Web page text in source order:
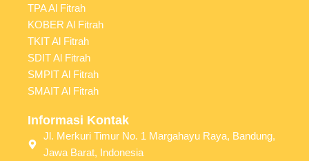
TPA Al Fitrah
KOBER Al Fitrah
TKIT Al Fitrah
SDIT Al Fitrah
SMPIT Al Fitrah
SMAIT Al Fitrah
Informasi Kontak
Jl. Merkuri Timur No. 1 Margahayu Raya, Bandung,
Jawa Barat, Indonesia